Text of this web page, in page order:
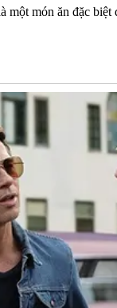
món ăn đặc